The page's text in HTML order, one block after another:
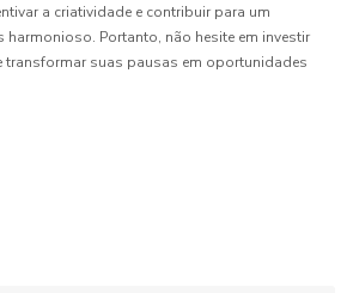
a criatividade e contribuir para um
harmonioso. Portanto, não hesite em investir
transformar suas pausas em oportunidades